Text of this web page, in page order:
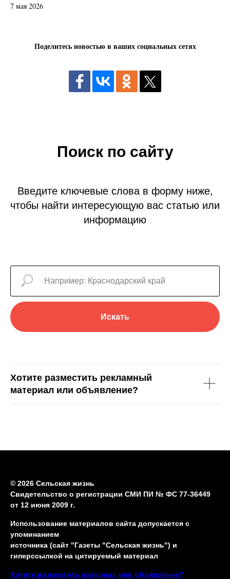
7 мая 2026
Поделитесь новостью в ваших социальных сетях
Поиск по сайту
Введите ключевые слова в форму ниже,
чтобы найти интересующую вас статью или
информацию
Искать
Хотите разместить рекламный
материал или объявление?
© 2026 Сельская жизнь
Свидетельство о регистрации СМИ ПИ № ФС 77-36449
от 12 июня 2009 г.
Использование материалов сайта допускается с
упоминанием
источника (сайт "Газеты "Сельская жизнь") и
гиперссылкой на цитируемый материал
Хотите разместить материал или объявление?